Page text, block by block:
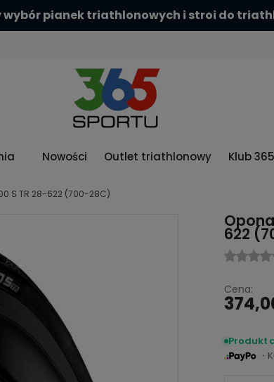
szeroką ofertę kasków
Nowości Outlet triathlonowy Klub
S TR 28-622 (700-28C)
622
Cena:
Produkt
・